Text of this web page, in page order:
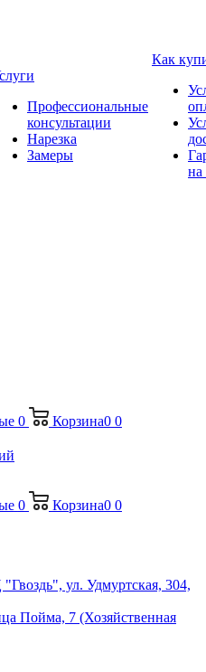
Профессиональные
консультации
Нарезка
Замеры
Как
на
0 Корзина0 0
0 Корзина0 0
ул. Удмуртская, 304,
Пойма, 7 (Хозяйственная